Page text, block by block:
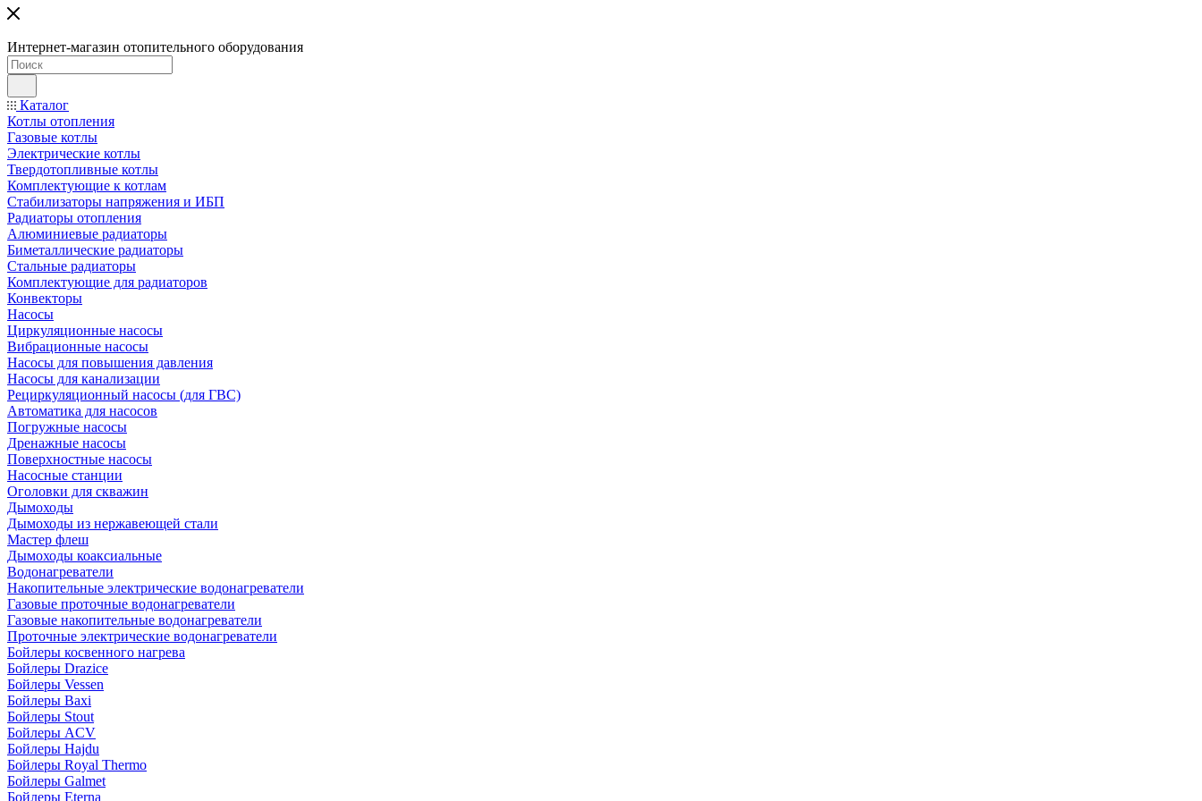
Интернет-магазин отопительного оборудования
Каталог
Котлы отопления
Газовые котлы
Электрические котлы
Твердотопливные котлы
Комплектующие к котлам
Стабилизаторы напряжения и ИБП
Радиаторы отопления
Алюминиевые радиаторы
Биметаллические радиаторы
Стальные радиаторы
Комплектующие для радиаторов
Конвекторы
Насосы
Циркуляционные насосы
Вибрационные насосы
Насосы для повышения давления
Насосы для канализации
Рециркуляционный насосы (для ГВС)
Автоматика для насосов
Погружные насосы
Дренажные насосы
Поверхностные насосы
Насосные станции
Оголовки для скважин
Дымоходы
Дымоходы из нержавеющей стали
Мастер флеш
Дымоходы коаксиальные
Водонагреватели
Накопительные электрические водонагреватели
Газовые проточные водонагреватели
Газовые накопительные водонагреватели
Проточные электрические водонагреватели
Бойлеры косвенного нагрева
Бойлеры Drazice
Бойлеры Vessen
Бойлеры Baxi
Бойлеры Stout
Бойлеры ACV
Бойлеры Hajdu
Бойлеры Royal Thermo
Бойлеры Galmet
Бойлеры Eterna